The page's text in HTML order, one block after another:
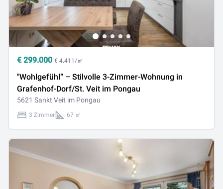
€ 299.000 € 4.411/㎡
"Wohlgefühl“ – Stilvolle 3-Zimmer-Wohnung in
Grafenhof-Dorf/St. Veit im Pongau
5621 Sankt Veit im Pongau
3 Zimmer 67 ㎡